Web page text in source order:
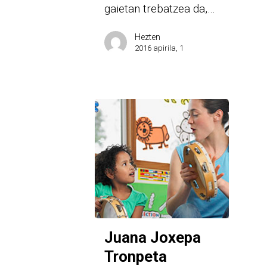
gaietan trebatzea da,…
Hezten
2016 apirila, 1
Juana Joxepa
Tronpeta